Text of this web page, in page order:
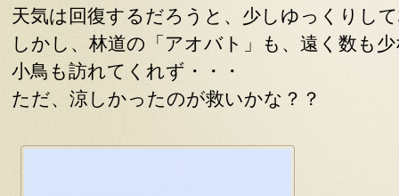
天気は回復するだろうと、少しゆっくりし
しかし、林道の「アオバト」も、遠く数も
小鳥も訪れてくれず・・・
ただ、涼しかったのが救いかな？？